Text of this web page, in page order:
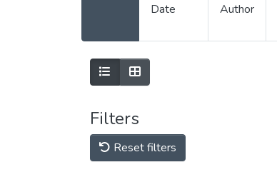
Date
Author
Filters
Reset filters